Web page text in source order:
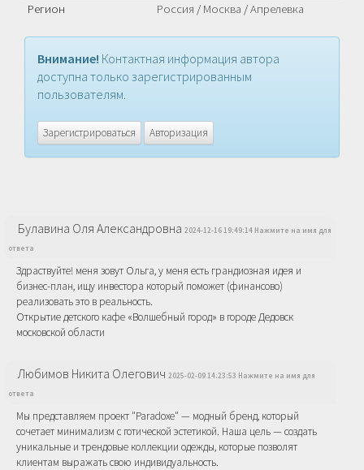
Регион
Россия / Москва /Апрелевка
Внимание! Контактная информация автора
доступна только зарегистрированным
пользователям.
Зарегистрироваться Авторизация
Булавина Оля Александровна 2024-12-16 19:49:14 Нажмите на имя для
ответа
Здраствуйте! меня зовут Ольга, у меня есть грандиозная идея и
бизнес-план, ищу инвестора который поможет (финансово)
реализовать это в реальность.
Открытие детского кафе «Волшебный город» в городе Дедовск
московской области
Любимов Никита Олегович 2025-02-09 14:23:53 Нажмите на имя для
ответа
Мы представляем проект "Paradoxe" — модный бренд, который
сочетает минимализм с готической эстетикой. Наша цель — создать
уникальные и трендовые коллекции одежды, которые позволят
клиентам выражать свою индивидуальность.